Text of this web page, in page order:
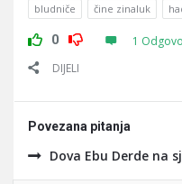
bludniče čine zinaluk
0 1
DIJELI
Povezana pitanja
Dova Ebu Derde na